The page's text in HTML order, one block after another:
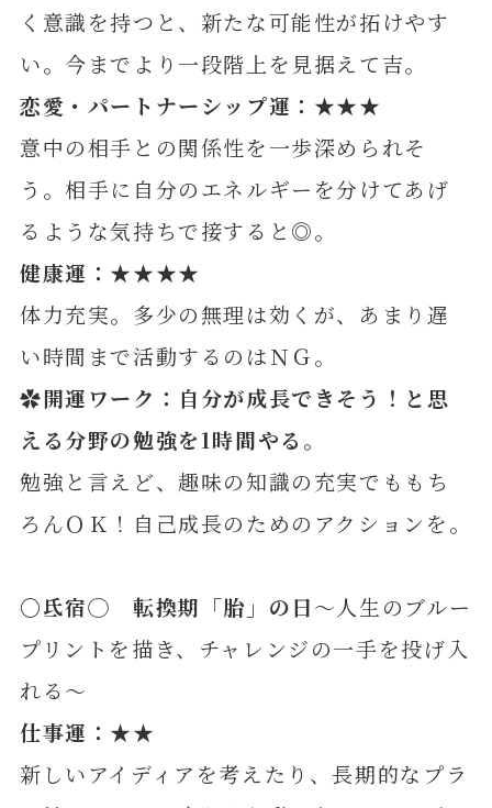
く意識を持つと、新たな可能性が拓けやす
い。今までより一段階上を見据えて吉。
恋愛・パートナーシップ運：★★★
意中の相手との関係性を一歩深められそ
う。相手に自分のエネルギーを分けてあげ
るような気持ちで接すると◎。
健康運：★★★★
体力充実。多少の無理は効くが、あまり遅
い時間まで活動するのはＮＧ。
✿開運ワーク：自分が成長できそう！と思
える分野の勉強を1時間やる。
勉強と言えど、趣味の知識の充実でももち
ろんＯＫ！自己成長のためのアクションを。
〇氐宿◯ 転換期「胎」の日～人生のブルー
プリントを描き、チャレンジの一手を投げ入
れる～
仕事運：★★
新しいアイディアを考えたり、長期的なプラ